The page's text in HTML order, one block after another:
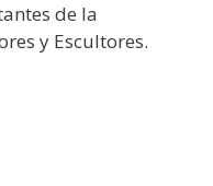
de la
y Escultores.